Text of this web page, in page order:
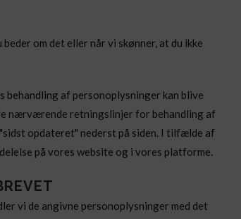
om det eller når vi skønner, at du ikke
af personoplysninger kan blive
nærværende retningslinjer for behandling af
opdateret" nederst på siden. I tilfælde af
på vores website og i vores platforme.
vi de angivne personoplysninger med det